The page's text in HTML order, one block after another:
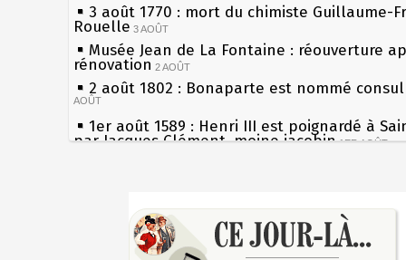
3 août 1770 : mort du chimiste Guillaume-
Rouelle 3 AOÛT
Musée Jean de La Fontaine : réouverture
rénovation 2 AOÛT
2 août 1802 : Bonaparte est nommé
AOÛT
1er août 1589 : Henri III est poignardé à
par Jacques Clément, moine jacobin 1ER AOÛT
Chocolat Poulain 30 JUILLET
29 juillet 1881 : loi sur la liberté de la
les siècles
27 mai 1610 : supplice de François
du roi Henri IV